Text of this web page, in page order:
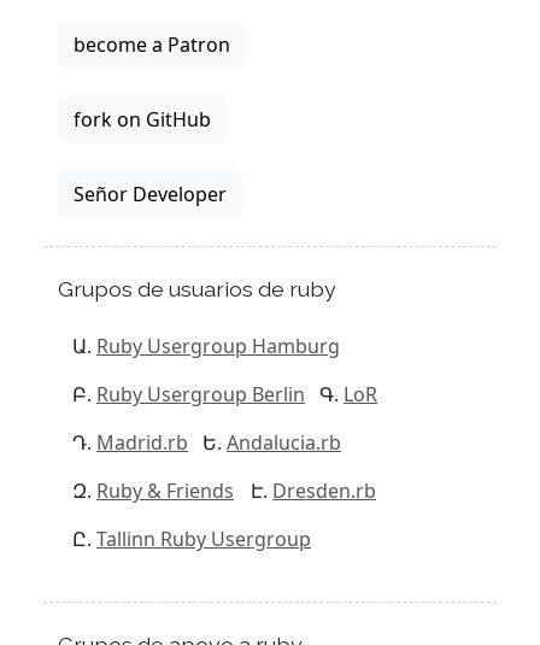
become a Patron
fork on GitHub
Señor Developer
Grupos de usuarios de ruby
Ruby Usergroup Hamburg
Ruby Usergroup Berlin
LoR
Madrid.rb
Andalucia.rb
Ruby & Friends
Dresden.rb
Tallinn Ruby Usergroup